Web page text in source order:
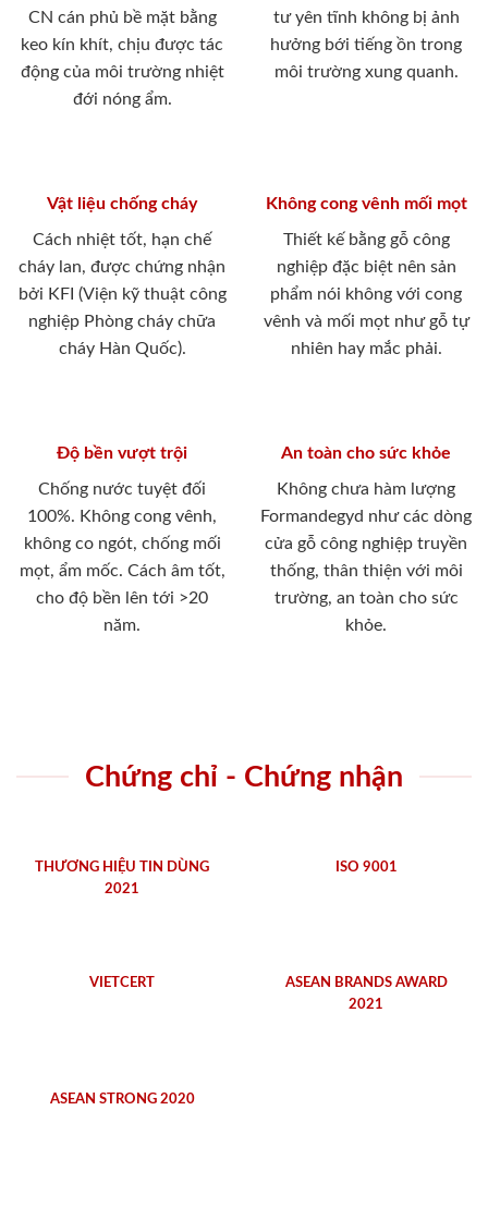
CN cán phủ bề mặt bằng
keo kín khít, chịu được tác
động của môi trường nhiệt
đới nóng ẩm.
tư yên tĩnh không bị ảnh
hưởng bới tiếng ồn trong
môi trường xung quanh.
Vật liệu chống cháy
Cách nhiệt tốt, hạn chế
cháy lan, được chứng nhận
bởi KFI (Viện kỹ thuật công
nghiệp Phòng cháy chữa
cháy Hàn Quốc).
Không cong vênh mối mọt
Thiết kế bằng gỗ công
nghiệp đặc biệt nên sản
phẩm nói không với cong
vênh và mối mọt như gỗ tự
nhiên hay mắc phải.
Độ bền vượt trội
Chống nước tuyệt đối
100%. Không cong vênh,
không co ngót, chống mối
mọt, ẩm mốc. Cách âm tốt,
cho độ bền lên tới >20
năm.
An toàn cho sức khỏe
Không chưa hàm lượng
Formandegyd như các dòng
cửa gỗ công nghiệp truyền
thống, thân thiện với môi
trường, an toàn cho sức
khỏe.
Chứng chỉ - Chứng nhận
THƯƠNG HIỆU TIN DÙNG
2021
ISO 9001
VIETCERT
ASEAN BRANDS AWARD
2021
ASEAN STRONG 2020